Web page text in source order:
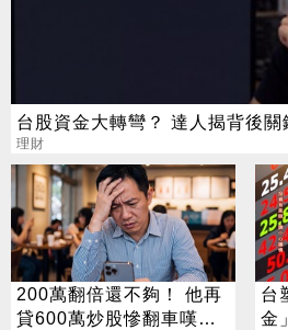
台股資金大轉彎？ 達人揭背後
理財
200萬翻倍還不夠！ 他再
貸600萬炒股慘翻車嘆：
台
金